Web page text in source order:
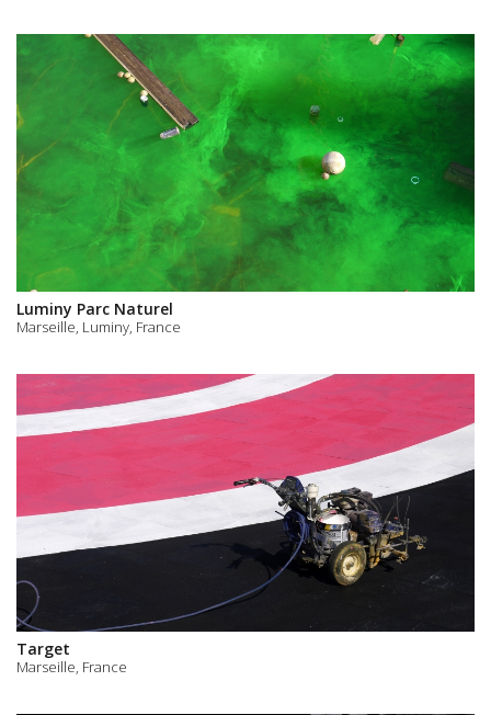
Luminy Parc Naturel
Marseille, Luminy, France
Target
Marseille, France